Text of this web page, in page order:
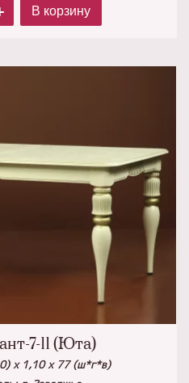
В корзину
7-11 (Юта)
х 1,10 х 77 (ш*г*в)